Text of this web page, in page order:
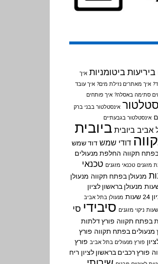
ביטומניות איך
איך מאתרים נזילת מים? איך עובד
סתימה באסלה? איך פותחים
אינסטלטור בבני ברק
אינסטלטור בגבעתיים
אביב ביובית ביובית
דודי שמש דוד שמש
תקווה החלפת מנעולים
מזגנים טכנאי מזגנים טכנאי
מנעולן בפתח תקווה מנעולן
מנעולן בראשון לציון
מנעולן בתל אביב
ניקוי מזגנים סיבידי סי
בפתח תקווה פורץ דלתות
מנעולים בפתח תקווה פורץ
פורץ מנעולים בתל אביב פורץ
פורץ רכבים בראשון לציון ריח